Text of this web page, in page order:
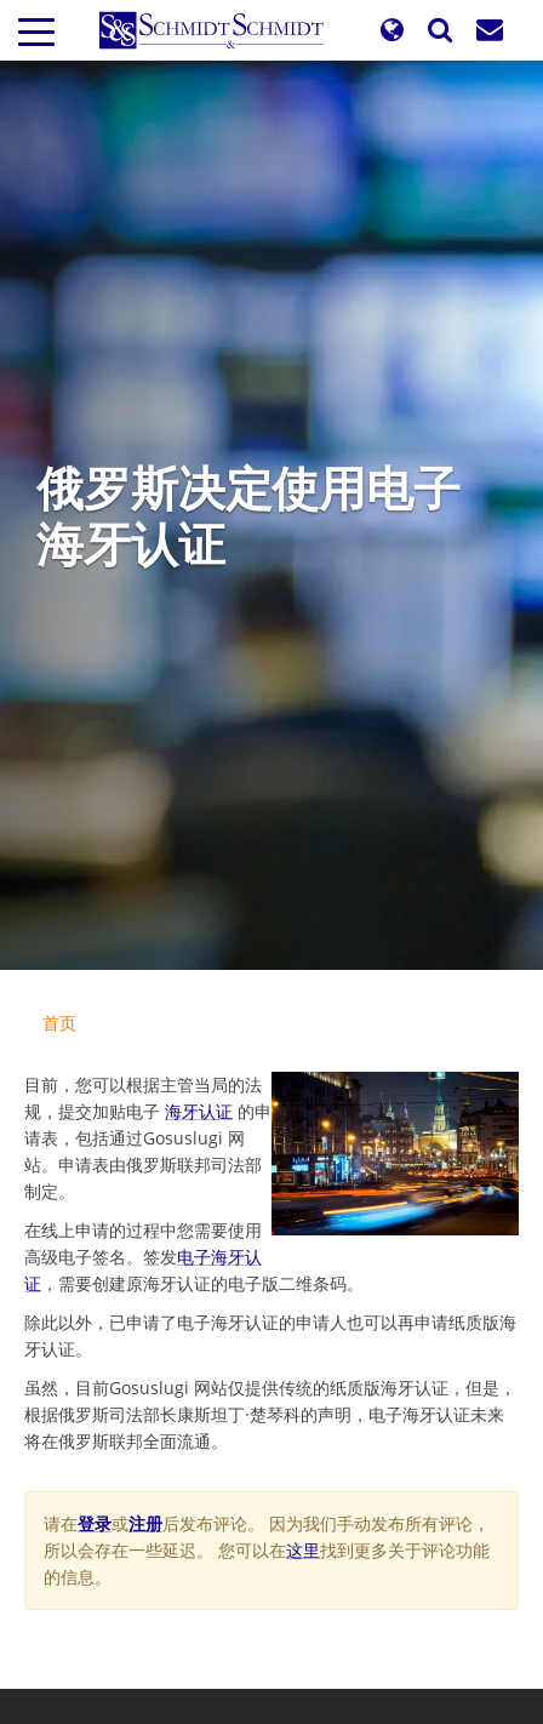
到
主
俄罗斯决定使用电子
海牙认证
首页
目前，您可以根据主管当局的法
规，提交加贴电子 海牙认证 的申
请表，包括通过Gosuslugi 网
站。申请表由俄罗斯联邦司法部
制定。
在线上申请的过程中您需要使用
高级电子签名。签发电子海牙认
证 ，需要创建原海牙认证的电子版二维条码。
除此以外，已申请了电子海牙认证的申请人也可以再申请纸质版海
牙认证。
虽然，目前Gosuslugi 网站仅提供传统的纸质版海牙认证，但是，
根据俄罗斯司法部长康斯坦丁·楚琴科的声明，电子海牙认证未来
将在俄罗斯联邦全面流通。
请在登录或注册后发布评论。 因为我们手动发布所有评论，
所以会存在一些延迟。 您可以在这里找到更多关于评论功能
的信息。